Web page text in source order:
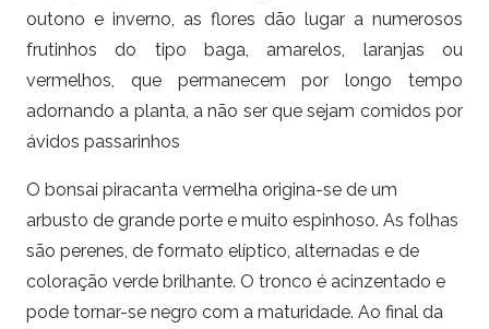
outono e inverno, as flores dão lugar a numerosos
frutinhos do tipo baga, amarelos, laranjas ou
vermelhos, que permanecem por longo tempo
adornando a planta, a não ser que sejam comidos por
ávidos passarinhos
O bonsai piracanta vermelha origina-se de um
arbusto de grande porte e muito espinhoso. As folhas
são perenes, de formato elíptico, alternadas e de
coloração verde brilhante. O tronco é acinzentado e
pode tornar-se negro com a maturidade. Ao final da